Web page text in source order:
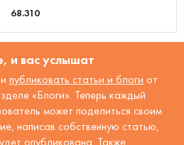
68.310
и вас услышат
публиковать статьи и блоги от
«Блоги». Теперь каждый
может поделиться своим
написав собственную статью,
опубликована. Также